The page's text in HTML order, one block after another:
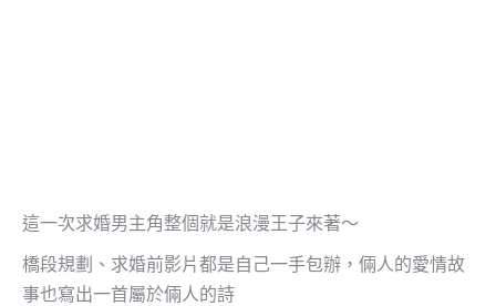
這一次求婚男主角整個就是浪漫王子來著～
橋段規劃、求婚前影片都是自己一手包辦，倆人的愛情故
事也寫出一首屬於倆人的詩